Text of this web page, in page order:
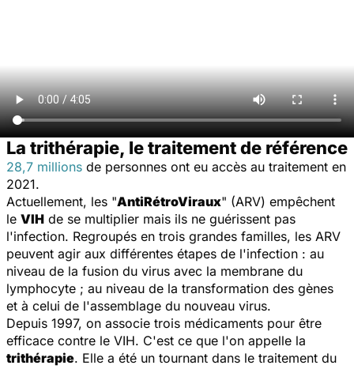
La trithérapie, le traitement de référence
28,7 millions de personnes ont eu accès au traitement en
2021.
Actuellement, les "AntiRétroViraux" (ARV) empêchent
le VIH de se multiplier mais ils ne guérissent pas
l'infection. Regroupés en trois grandes familles, les ARV
peuvent agir aux différentes étapes de l'infection : au
niveau de la fusion du virus avec la membrane du
lymphocyte ; au niveau de la transformation des gènes
et à celui de l'assemblage du nouveau virus.
Depuis 1997, on associe trois médicaments pour être
efficace contre le VIH. C'est ce que l'on appelle la
trithérapie. Elle a été un tournant dans le traitement du